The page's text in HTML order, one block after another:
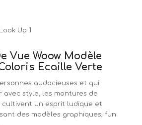
Up 1
Vue Woow Modèle
Ecaille Verte
audacieuses et qui
avec style, les montures de
cultivent un esprit ludique et
des modèles graphiques, fun